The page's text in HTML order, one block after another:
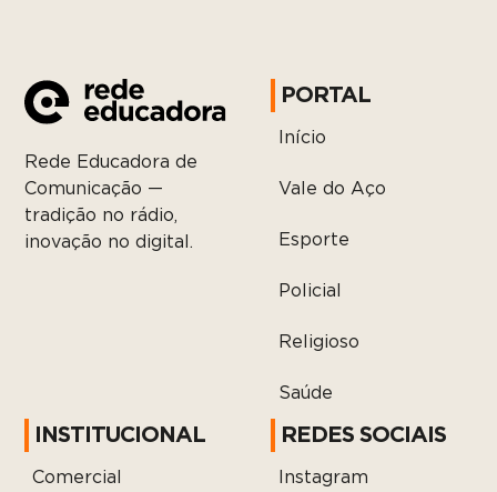
Rede Educadora de
Comunicação —
tradição no rádio,
inovação no digital.
PORTAL
Início
Vale do Aço
Esporte
Policial
Religioso
Saúde
INSTITUCIONAL
Comercial
REDES SOCIAIS
Instagram